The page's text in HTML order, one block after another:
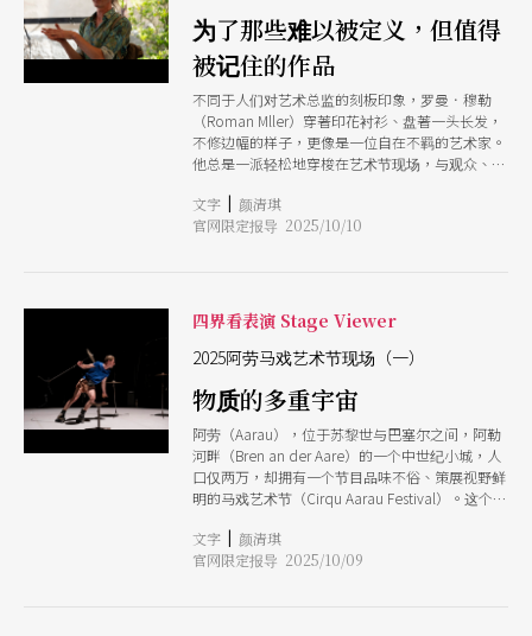
统马戏的魅力在于氛围、大帐篷与圆形舞台，但如
今少有作品处理戏剧性、叙事性或结构创新。 传
统马戏无法适应时代，也无法找到新的出路。有人
争论是否应在舞台上使用动物，但若从那角度看，
所有涉及动物的运动也都该结束。 对我而言，马
戏艺术是多元而缤纷的从最商业化的太阳剧团，到
最实验的表演；从公共空间、画廊，到教育性、科
学性、政治性与非政治性的创作。传统马戏无法涵
盖这样的广度。
为了那些难以被定义，但值得
被记住的作品
不同于人们对艺术总监的刻板印象，罗曼．穆勒
（Roman Mller）穿著印花衬衫、盘著一头长发，
不修边幅的样子，更像是一位自在不羁的艺术家。
他总是一派轻松地穿梭在艺术节现场，与观众、艺
演出，都能看见他坐在观众席间，毫不保留地鼓掌
喝采，为每一位表演者真心叫好。 他说：「与其
本身就是一位当代马戏领域创作者。过去20年，他
与他所创立、以扯铃艺术闻名的团队 Trespace 在
世界各地巡演超过20年；当时，瑞士德语区几乎没
乡旁的小城演出，才开启了日后艺术节的机缘。
出于艺术家天马行空的想像，穆勒让这座安静得仿
佛与「节庆」无关的小镇，被马戏的氛围与能量包
围。从一座旧马术训练场改建的表演空间开始，他
邀请观众走进教堂、图书馆、公园广场和街道，也
走进那些还不知道会发生什么，但很马戏的时刻。
文字 | 颜清琪
官网限定报导 2025/10/10
四界看表演 Stage Viewer
2025阿劳马戏艺术节现场（一）
物质的多重宇宙
阿劳（Aarau），位于苏黎世与巴塞尔之间，阿勒
河畔（Bren an der Aare）的一个中世纪小城，人
口仅两万，却拥有一个节目品味不俗、策展视野鲜
明的马戏艺术节（Cirqu Aarau Festival）。这个创
训练场（Alte Reithalle）为基地，演出遍布整个小
镇，从老城广场、教堂、美术馆，乃至河岸湖面，
文字 | 颜清琪
官网限定报导 2025/10/09